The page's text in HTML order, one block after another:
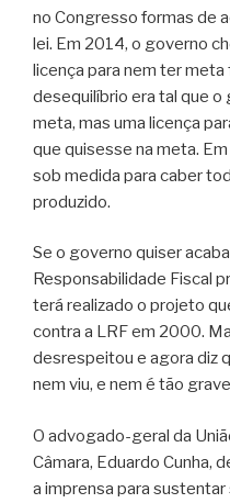
no Congresso formas de
lei. Em 2014, o governo
licença para nem ter meta
desequilíbrio era tal que o
meta, mas uma licença
que quisesse na meta.
sob medida para caber
produzido.
Se o governo quiser
Responsabilidade Fiscal
terá realizado o projeto
contra a LRF em 2000.
desrespeitou e agora diz
nem viu, e nem é tão
O advogado-geral da
Câmara, Eduardo Cunha,
a imprensa para